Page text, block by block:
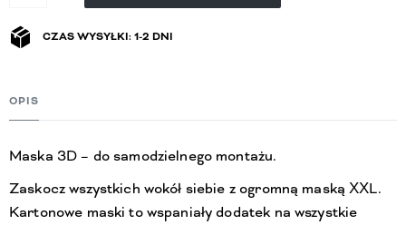
CZAS WYSYŁKI: 1-2 DNI
OPIS
Maska 3D – do samodzielnego montażu.
Zaskocz wszystkich wokół siebie z ogromną maską XXL.
Kartonowe maski to wspaniały dodatek na wszystkie